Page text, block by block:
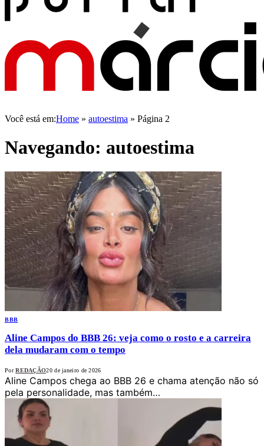
Você está em:Home » autoestima » Página 2
Navegando: autoestima
BBB
Aline Campos do BBB 26: veja como o rosto e a carreira
dela mudaram com o tempo
Por REDAÇÃO20 de janeiro de 2026
Aline Campos chega ao BBB 26 e chama atenção não só
pela personalidade, mas também…